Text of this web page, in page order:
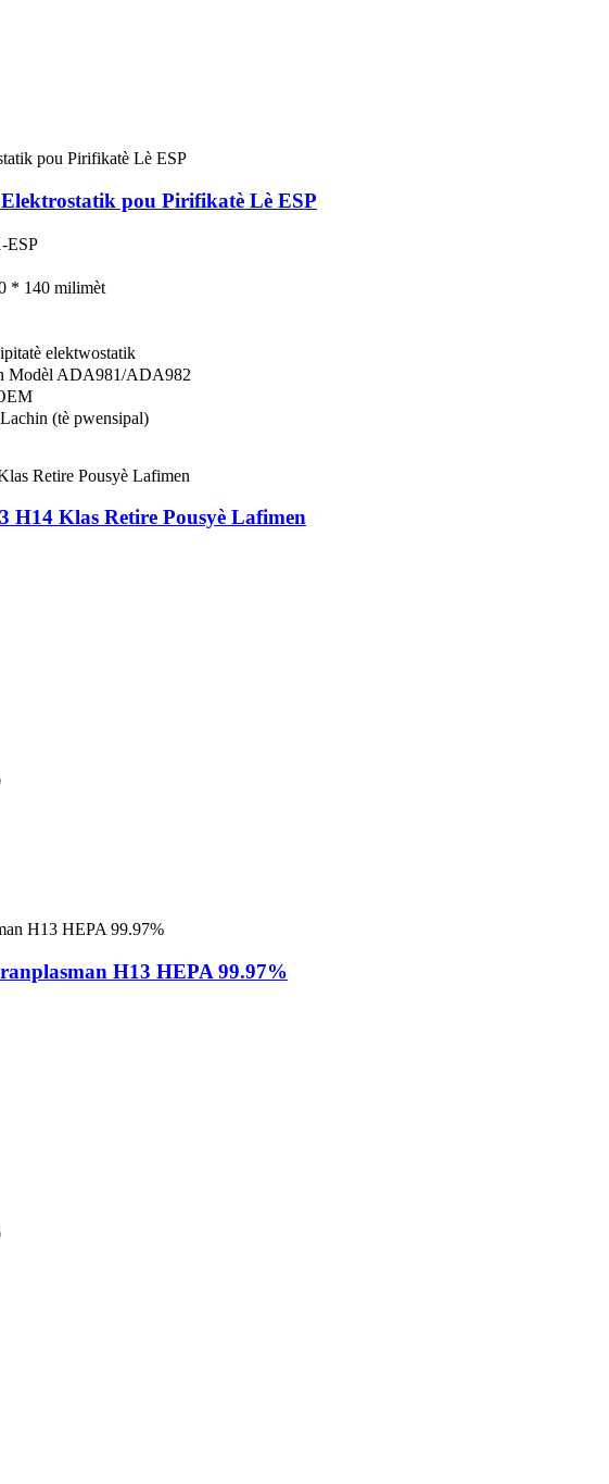
pou Pirifikatè Lè ESP
ESP
* 140 milimèt
elektwostatik
Modèl ADA981/ADA982
(tè pwensipal)
H14 Klas Retire Pousyè Lafimen
H13 HEPA 99.97%